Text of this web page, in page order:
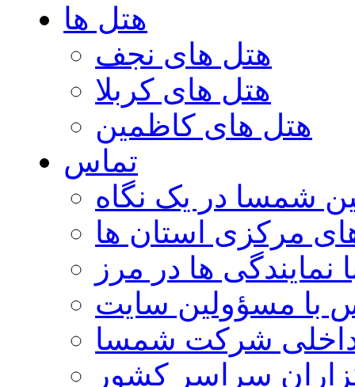
هتل ها
هتل های نجف
هتل های کربلا
هتل های کاظمین
تماس
شمسا در یک نگاه
مرکزی استان ها
نمایندگی ها در مرز
با مسؤولین سایت
شرکت شمسا
سراسر کشور